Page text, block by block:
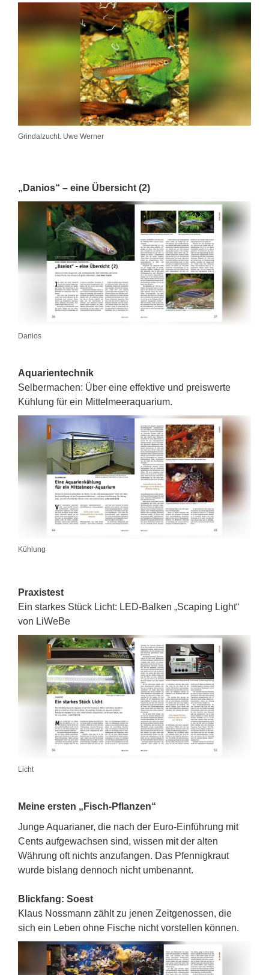
Grindalzucht. Uwe Werner
„Danios“ – eine Übersicht (2)
Danios
Aquarientechnik
Selbermachen: Über eine effektive und preiswerte
Kühlung für ein Mittelmeeraquarium.
Kühlung
Praxistest
Ein starkes Stück Licht: LED-Balken „Scaping Light“
von LiWeBe
Licht
Meine ersten „Fisch-Pflanzen“
Junge Aquarianer, die nach der Euro-Einführung mit
Cents aufgewachsen sind, wissen mit der alten
Währung oft nichts anzufangen. Das Pfennigkraut
wurde bislang dennoch nicht umbenannt.
Blickfang: Soest
Klaus Nossmann zählt zu jenen Zeitgenossen, die
sich ein Leben ohne Fische nicht vorstellen können.